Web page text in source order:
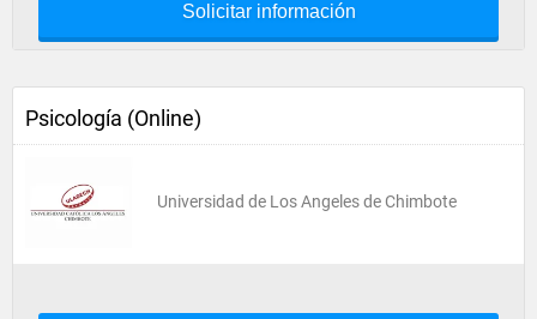
Solicitar información
Psicología (Online)
Universidad de Los Angeles de Chimbote